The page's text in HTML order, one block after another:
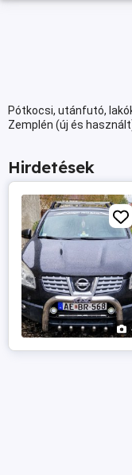
Pótkocsi, utánfutó,
Zemplén (új és
Hirdetések